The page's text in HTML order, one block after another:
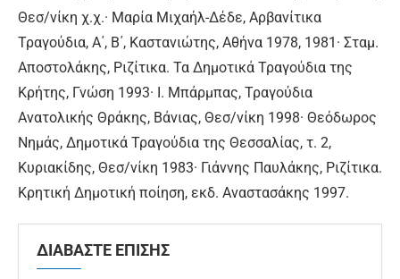
Θεσ/νίκη χ.χ.· Μαρία Μιχαήλ-Δέδε, Αρβανίτικα
Τραγούδια, Α΄, Β΄, Καστανιώτης, Αθήνα 1978, 1981· Σταμ.
Αποστολάκης, Ριζίτικα. Τα Δημοτικά Τραγούδια της
Κρήτης, Γνώση 1993· Ι. Μπάρμπας, Τραγούδια
Ανατολικής Θράκης, Βάνιας, Θεσ/νίκη 1998· Θεόδωρος
Νημάς, Δημοτικά Τραγούδια της Θεσσαλίας, τ. 2,
Κυριακίδης, Θεσ/νίκη 1983· Γιάννης Παυλάκης, Ριζίτικα.
Κρητική Δημοτική ποίηση, εκδ. Αναστασάκης 1997.
ΔΙΑΒΑΣΤΕ ΕΠΙΣΗΣ